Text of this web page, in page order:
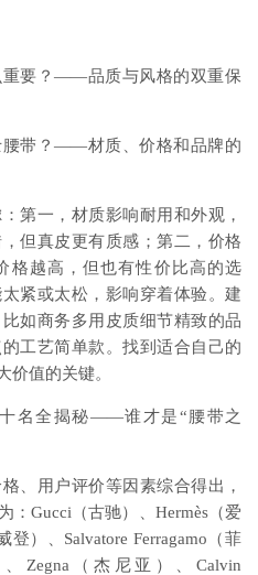
重要？——品质与风格的双重保
腰带？——材质、价格和品牌的
第一，材质影响耐用和外观，
但真皮更有质感；第二，价格
格越高，但也有性价比高的选
紧或太松，影响穿着体验。建
如商务多用皮质细节精致的品
工艺简单款。找到适合自己的
价值的关键。
名全揭秘——谁才是“腰带之
、用户评价等因素综合得出，
：Gucci（古驰）、Hermès（爱
）、Salvatore Ferragamo（菲
Zegna（杰尼亚）、Calvin